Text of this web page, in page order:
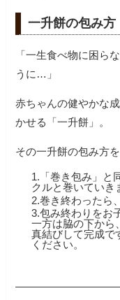
一升餅の包み方
「一生食べ物に困ら
うに…」
赤ちゃんの健やかな
かせる「一升餅」。
その一升餅の包み方
1.「巻き包み」と
クルと巻いていき
2.巻き終わったら
3.包み終わりをお
一方は脇の下から
真結びして完成で
ください。